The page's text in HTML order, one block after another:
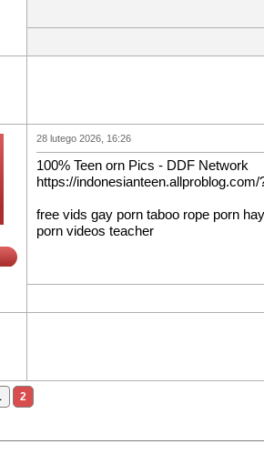
28 lutego 2026, 16:26
100% Teen orn Pics - DDF Network
https://indonesianteen.allproblog.com/
free vids gay porn taboo rope porn
porn videos teacher
2